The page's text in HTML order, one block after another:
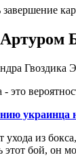
Гвоздика
это
украинца
из
бой, он